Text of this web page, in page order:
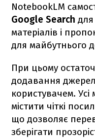
NotebookLM
Google Search
матеріалів і
для майбутнього
При цьому
додавання
користувачем.
містити чіткі
що дозволяє
зберігати